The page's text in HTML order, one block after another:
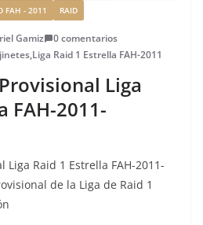
FAH - 2011 RAID
Gamiz
0 comentarios
jinetes,Liga Raid 1 Estrella FAH-2011
Liga
FAH-2011-
Liga Raid 1 Estrella FAH-2011-
de la Liga de Raid 1